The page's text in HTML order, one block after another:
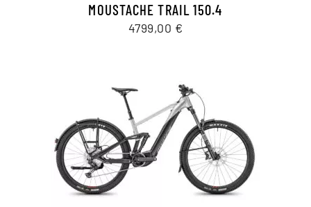
MOUSTACHE TRAIL 150.4
4799,00 €